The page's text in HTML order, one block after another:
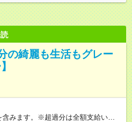
の綺麗も生活もグレー
みます。※超過分は全額支給いたし